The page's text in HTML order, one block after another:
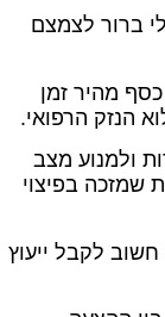
ברור לצמצם
מהיר זמן
הנזק הרפואי.
ולמנוע מצב
שמזכה בפיצוי
לקבל ייעוץ